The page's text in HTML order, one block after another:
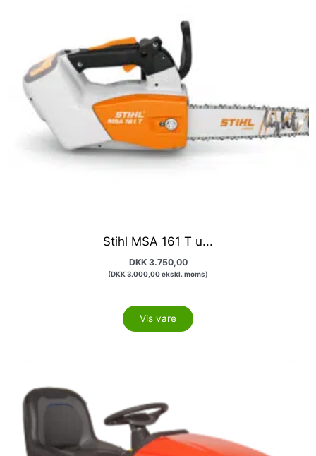
Stihl MSA 161 T u...
DKK3.750,00
(DKK3.000,00ekskl. moms)
Vis vare